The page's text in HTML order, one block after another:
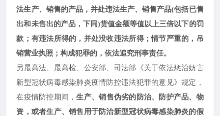
法生产、销售的产品，并处违法生产、销售产品(包括已售
出和未售出的产品，下同)货值金额等值以上三倍以下的罚
款；有违法所得的，并处没收违法所得；情节严重的，吊
销营业执照；构成犯罪的，依法追究刑事责任。
另最高法、最高检、公安部、司法部《关于依法惩治妨害
新型冠状病毒感染肺炎疫情防控违法犯罪的意见》规定，
在疫情防控期间，生产、销售伪劣的防治、防护产品、物
资，或者生产、销售用于防治新型冠状病毒感染肺炎的假